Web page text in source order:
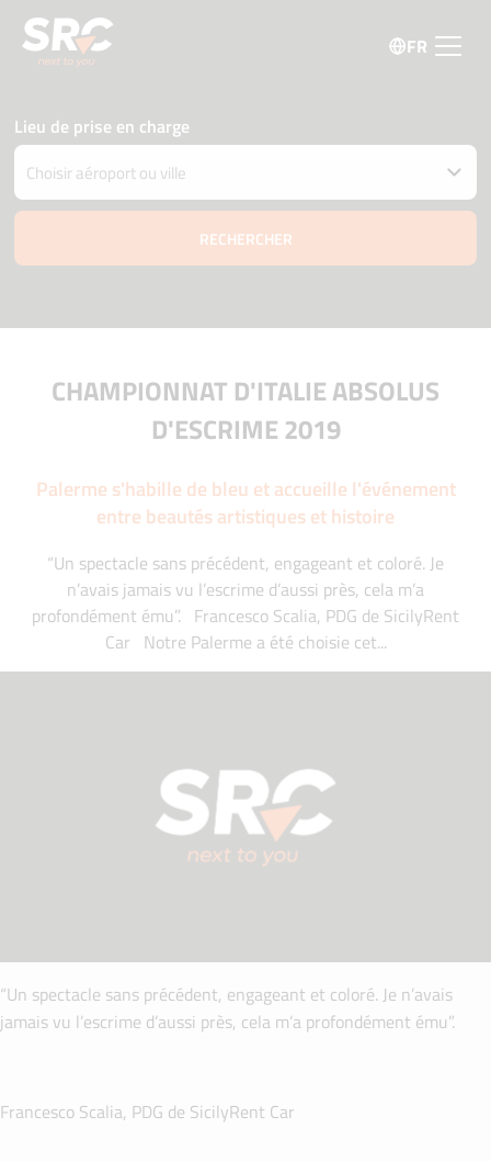
FR
Lieu de prise en charge
Restituer la voiture à un autre endroit
Date et heure de retrait et livraison
CHAMPIONNAT D'ITALIE ABSOLUS
D'ESCRIME 2019
Palerme s'habille de bleu et accueille l'événement
entre beautés artistiques et histoire
“Un spectacle sans précédent, engageant et coloré. Je
n’avais jamais vu l’escrime d’aussi près, cela m’a
profondément ému”. Francesco Scalia, PDG de SicilyRent
Car Notre Palerme a été choisie cet...
“Un spectacle sans précédent, engageant et coloré. Je n’avais
jamais vu l’escrime d’aussi près, cela m’a profondément ému”.
Francesco Scalia, PDG de SicilyRent Car